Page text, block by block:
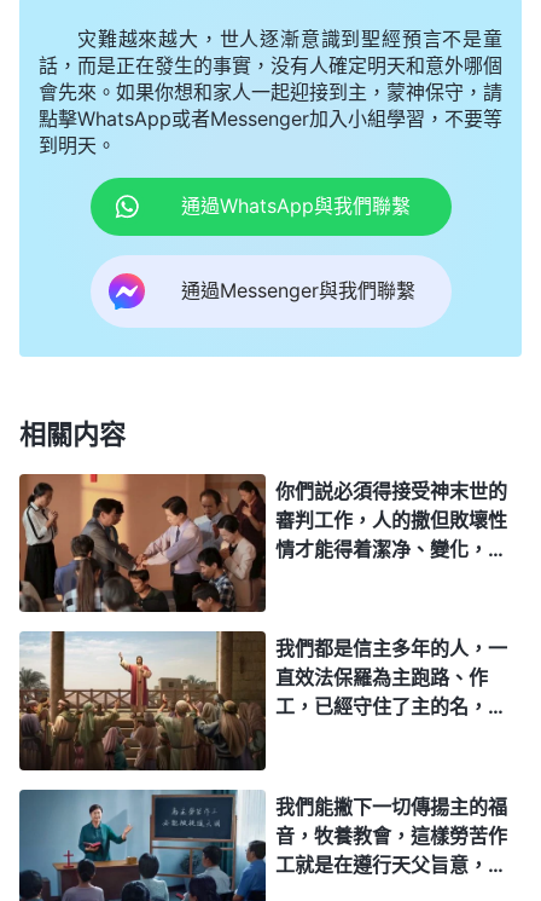
一時的花費而對其免去死亡的處理，没有一個人能逃
脱其惡的報應，也没有一個人能將其惡行掩蓋從而逃
脱滅亡之苦。人若真能盡到自己的本分，那就是對神
永遠忠心，不講報酬，不管是得福還是受禍。若人在
看見福氣時對神忠心，看不見福氣時對神就失去了忠
心，這樣的曾經一度為神忠心效力的人若到最終仍不
能為神作見證，仍不能盡到自己應盡的本分，這樣的
人仍是滅亡的對象。總之，惡人不能存活到永遠，也
不能進入安息之中，義人才是安息之中的主人。
——《話・卷一 神的顯現與作工・神與人將一同進入安息
真正地愛神，這樣你不僅没盡到一個受造之物的本
分，而且還會被神定罪，因為你是没有真理的人，你
是不能順服神的人，你是悖逆神的人。你只是注重為
神作工作，却不注重實行真理，不注重認識自己，對
造物的主并不了解也不認識，而且你對造物主不是順
服也不是愛，你是一個天性悖逆神的人，所以説就這
樣的人造物的主并不喜歡。
——《話・卷一 神的顯現與作工・成功與否在于人所走的
路》
人都説神是公義的神，只要人跟隨到底，他一定
灾難越來越大，世人逐漸意識到聖經預言不是童
話，而是正在發生的事實，没有人確定明天和意外哪個
會先來。如果你想和家人一起迎接到主，蒙神保守，請
點擊WhatsApp或者Messenger加入小組學習，不要等
到明天。
通過WhatsApp與我們聯繫
通過Messenger與我們聯繫
相關内容
你們説必須得接受神末世的
審判工作，人的撒但敗壞性
情才能得着潔净、變化，才
背十字架，攻克己身，撇弃
世俗，為主作工傳道，等
等，這些不都是我們的變化
嗎？難道還不能作為我們進
潔，就能進天國。
我們都是信主多年的人，一
直效法保羅為主跑路、作
工，已經守住了主的名，守
只要注重勤作主工，儆醒等
候主的再來，這樣就能直接
被提進天國。因為聖經上
説：「等候我的必不至羞
我們能撇下一切傳揚主的福
音，牧養教會，這樣勞苦作
工就是在遵行天父旨意，難